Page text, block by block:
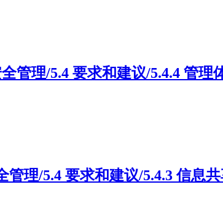
管理/5.4 要求和建议/5.4.4 管理
管理/5.4 要求和建议/5.4.3 信息